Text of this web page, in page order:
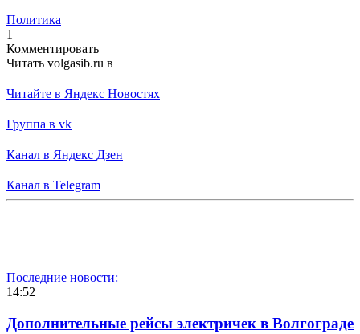
Политика
1
Комментировать
Читать volgasib.ru в
Читайте в Яндекс Новостях
Группа в vk
Канал в Яндекс Дзен
Канал в Telegram
Последние новости:
14:52
Дополнительные рейсы электричек в Волгограде